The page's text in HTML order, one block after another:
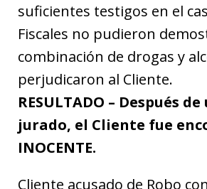
suficientes testigos en el
Fiscales no pudieron
combinación de drogas y
perjudicaron al Cliente.
RESULTADO – Después
jurado, el Cliente fue
INOCENTE.
Cliente acusado de Robo